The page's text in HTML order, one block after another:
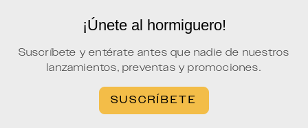
¡Únete al hormiguero!
Suscríbete y entérate antes que nadie de nuestros
lanzamientos, preventas y promociones.
SUSCRÍBETE